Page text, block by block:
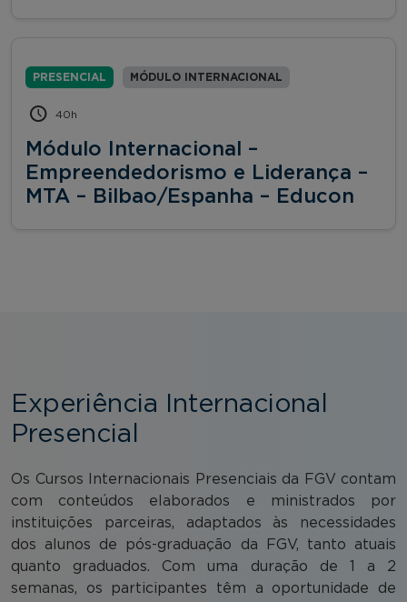
PRESENCIAL MÓDULO INTERNACIONAL
40h
Módulo Internacional –
Empreendedorismo e Liderança –
MTA – Bilbao/Espanha – Educon
Experiência Internacional
Presencial
Os Cursos Internacionais Presenciais da FGV contam
com conteúdos elaborados e ministrados por
instituições parceiras, adaptados às necessidades
dos alunos de pós-graduação da FGV, tanto atuais
quanto graduados. Com uma duração de 1 a 2
semanas, os participantes têm a oportunidade de